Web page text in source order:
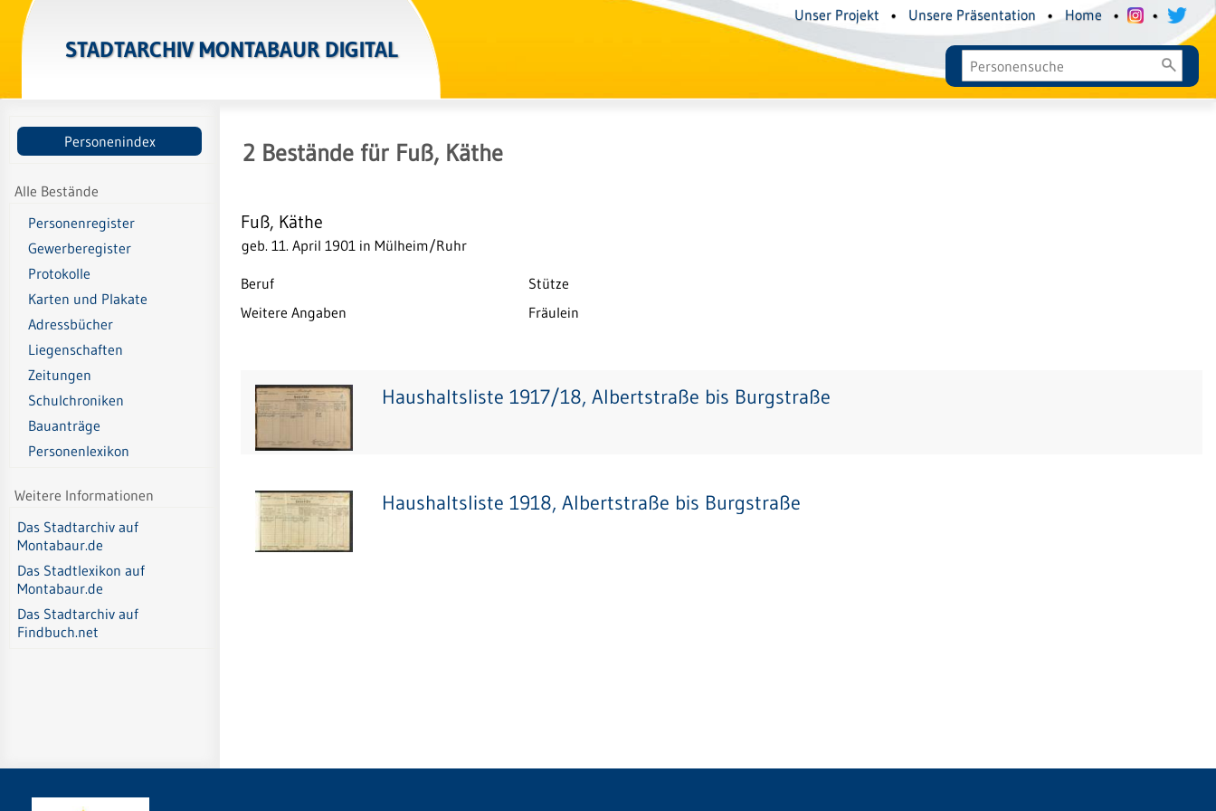
STADTARCHIV MONTABAUR DIGITAL
Unser Projekt • Unsere Präsentation • Home • •
Personenindex
Alle Bestände
Personenregister
Gewerberegister
Protokolle
Karten und Plakate
Adressbücher
Liegenschaften
Zeitungen
Schulchroniken
Bauanträge
Personenlexikon
Weitere Informationen
Das Stadtarchiv auf
Montabaur.de
Das Stadtlexikon auf
Montabaur.de
Das Stadtarchiv auf
Findbuch.net
2 Bestände für Fuß, Käthe
Fuß, Käthe
geb. 11. April 1901 in Mülheim/Ruhr
Beruf
Stütze
Weitere Angaben
Fräulein
Haushaltsliste 1917/18, Albertstraße bis Burgstraße
Haushaltsliste 1918, Albertstraße bis Burgstraße